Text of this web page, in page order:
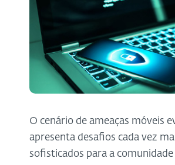
O cenário de ameaças móveis
apresenta desafios cada vez
sofisticados para a comunidade